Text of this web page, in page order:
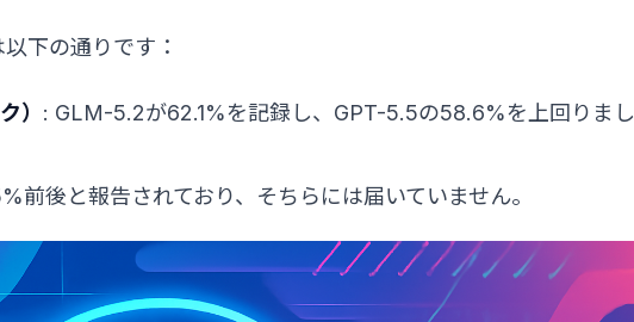
下の通りです：
） : GLM-5.2が62.1%を記録し、GPT-5.5の58.6%を上回りまし
前後と報告されており、そちらには届いていません。